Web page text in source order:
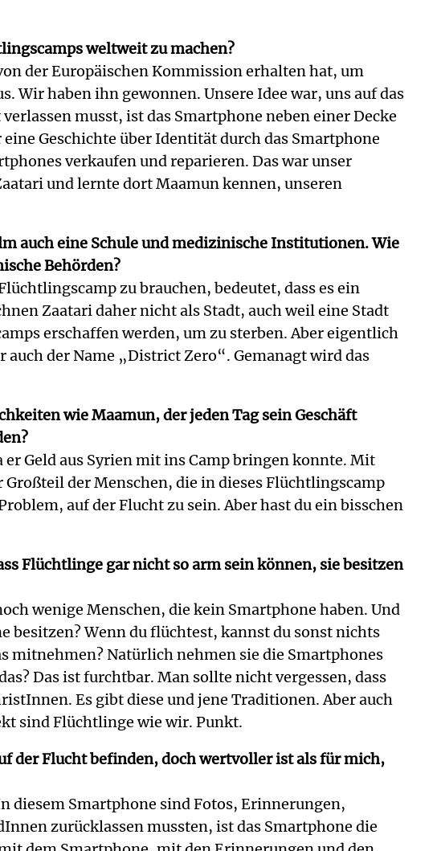
weltweit zu machen?
der Europäischen Kommission erhalten hat, um
haben ihn gewonnen. Unsere Idee war, uns auf das
musst, ist das Smartphone neben einer Decke
Geschichte über Identität durch das Smartphone
verkaufen und reparieren. Das war unser
und lernte dort Maamun kennen, unseren
auch eine Schule und medizinische Institutionen. Wie
Behörden?
zu brauchen, bedeutet, dass es ein
Zaatari daher nicht als Stadt, auch weil eine Stadt
erschaffen werden, um zu sterben. Aber eigentlich
der Name „District Zero“. Gemanagt wird das
wie Maamun, der jeden Tag sein Geschäft
Geld aus Syrien mit ins Camp bringen konnte. Mit
der Menschen, die in dieses Flüchtlingscamp
auf der Flucht zu sein. Aber hast du ein bisschen
Flüchtlinge gar nicht so arm sein können, sie besitzen
wenige Menschen, die kein Smartphone haben. Und
besitzen? Wenn du flüchtest, kannst du sonst nichts
mitnehmen? Natürlich nehmen sie die Smartphones
Das ist furchtbar. Man sollte nicht vergessen, dass
Es gibt diese und jene Traditionen. Aber auch
sind Flüchtlinge wie wir. Punkt.
der Flucht befinden, doch wertvoller ist als für mich,
diesem Smartphone sind Fotos, Erinnerungen,
zurücklassen mussten, ist das Smartphone die